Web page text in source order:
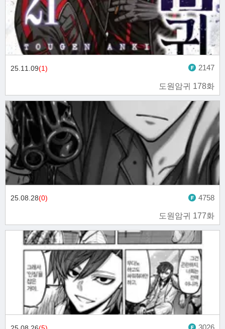
도원암귀 178화
25.11.09(1) 2147
도원암귀 177화
25.08.28(0) 4758
3026